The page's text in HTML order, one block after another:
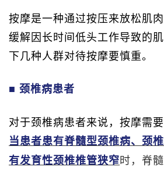
按摩是一种通过按压来放松肌
缓解因长时间低头工作导致的
下几种人群对待按摩要慎重。
■ 颈椎病患者
对于颈椎病患者来说，按摩需
当患者患有脊髓型颈椎病、颈
有发育性颈椎椎管狭窄时，脊